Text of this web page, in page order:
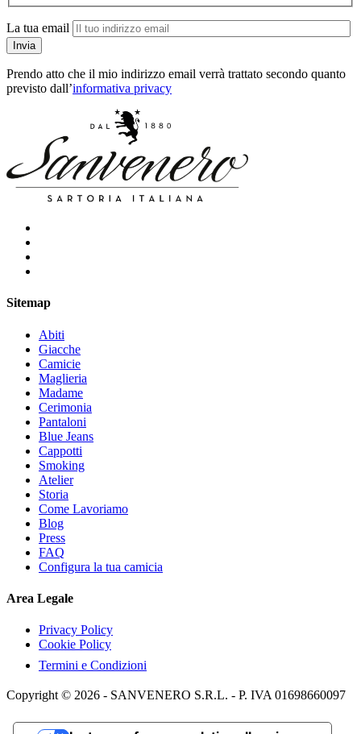
La tua email
Prendo atto che il mio indirizzo email verrà trattato secondo quanto
previsto dall’informativa privacy
Sitemap
Abiti
Giacche
Camicie
Maglieria
Madame
Cerimonia
Pantaloni
Blue Jeans
Cappotti
Smoking
Atelier
Storia
Come Lavoriamo
Blog
Press
FAQ
Configura la tua camicia
Area Legale
Privacy Policy
Cookie Policy
Termini e Condizioni
Copyright © 2026 - SANVENERO S.R.L. - P. IVA 01698660097